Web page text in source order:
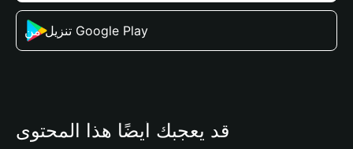
تنزيل من Google Play
قد يعجبك أيضًا هذا المحتوى